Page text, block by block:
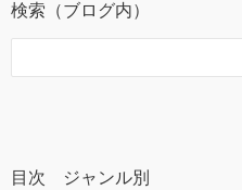
検索（ブログ内）
目次 ジャンル別